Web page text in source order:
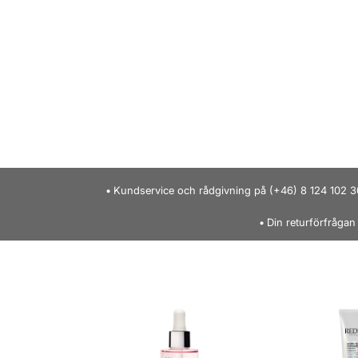
Kundservice och rådgivning på (+46) 8 124 102
Din returförfrågan